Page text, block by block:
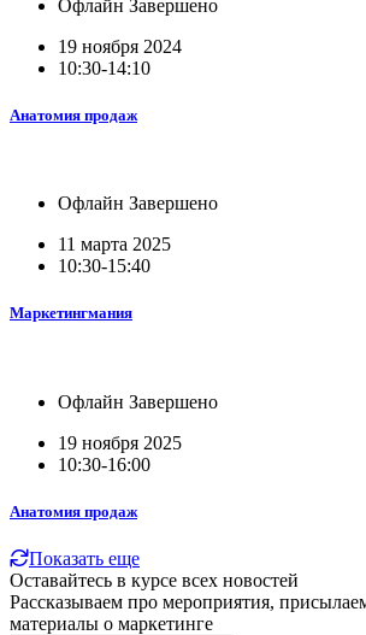
Офлайн Завершено
19 ноября 2024
10:30-14:10
Анатомия продаж
Офлайн Завершено
11 марта 2025
10:30-15:40
Маркетингмания
Офлайн Завершено
19 ноября 2025
10:30-16:00
Анатомия продаж
Показать еще
Оставайтесь в курсе всех новостей
Рассказываем про мероприятия,
материалы о маркетинге